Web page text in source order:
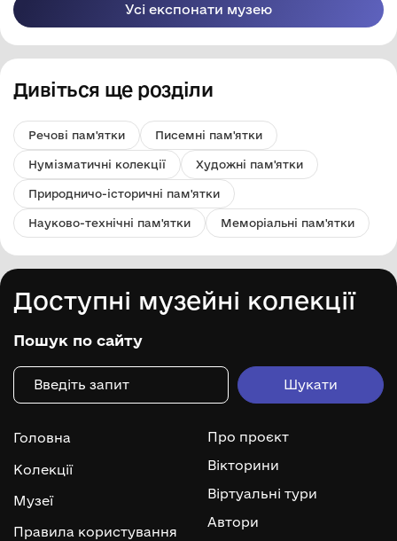
Усі експонати музею
Дивіться ще розділи
Речові пам'ятки Писемні пам'ятки
Нумізматичні колекції Художні пам'ятки
Природничо-історичні пам'ятки
Науково-технічні пам'ятки Меморіальні пам'ятки
Доступні музейні колекції
Пошук по сайту
Головна
Колекції
Музеї
Правила користування
Про проєкт
Вікторини
Віртуальні тури
Автори